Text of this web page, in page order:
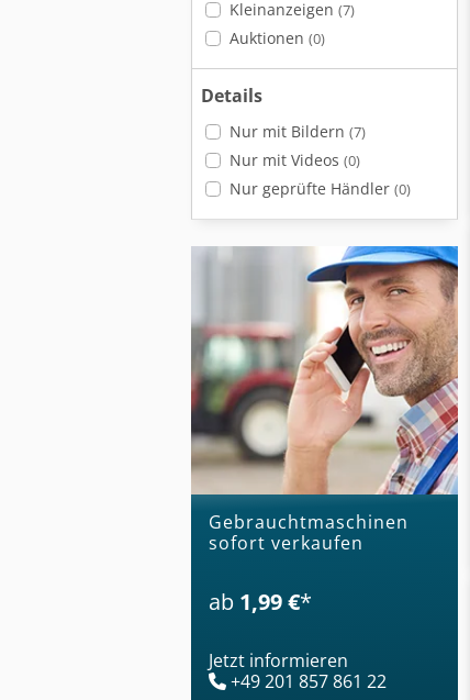
Kleinanzeigen (7)
Auktionen (0)
Details
Nur mit Bildern (7)
Nur mit Videos (0)
Nur geprüfte Händler (0)
Gebrauchtmaschinen
sofort verkaufen
ab 1,99 €*
Jetzt informieren
+49 201 857 861 22